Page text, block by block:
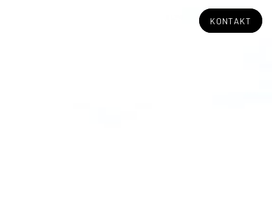
KONTAKT